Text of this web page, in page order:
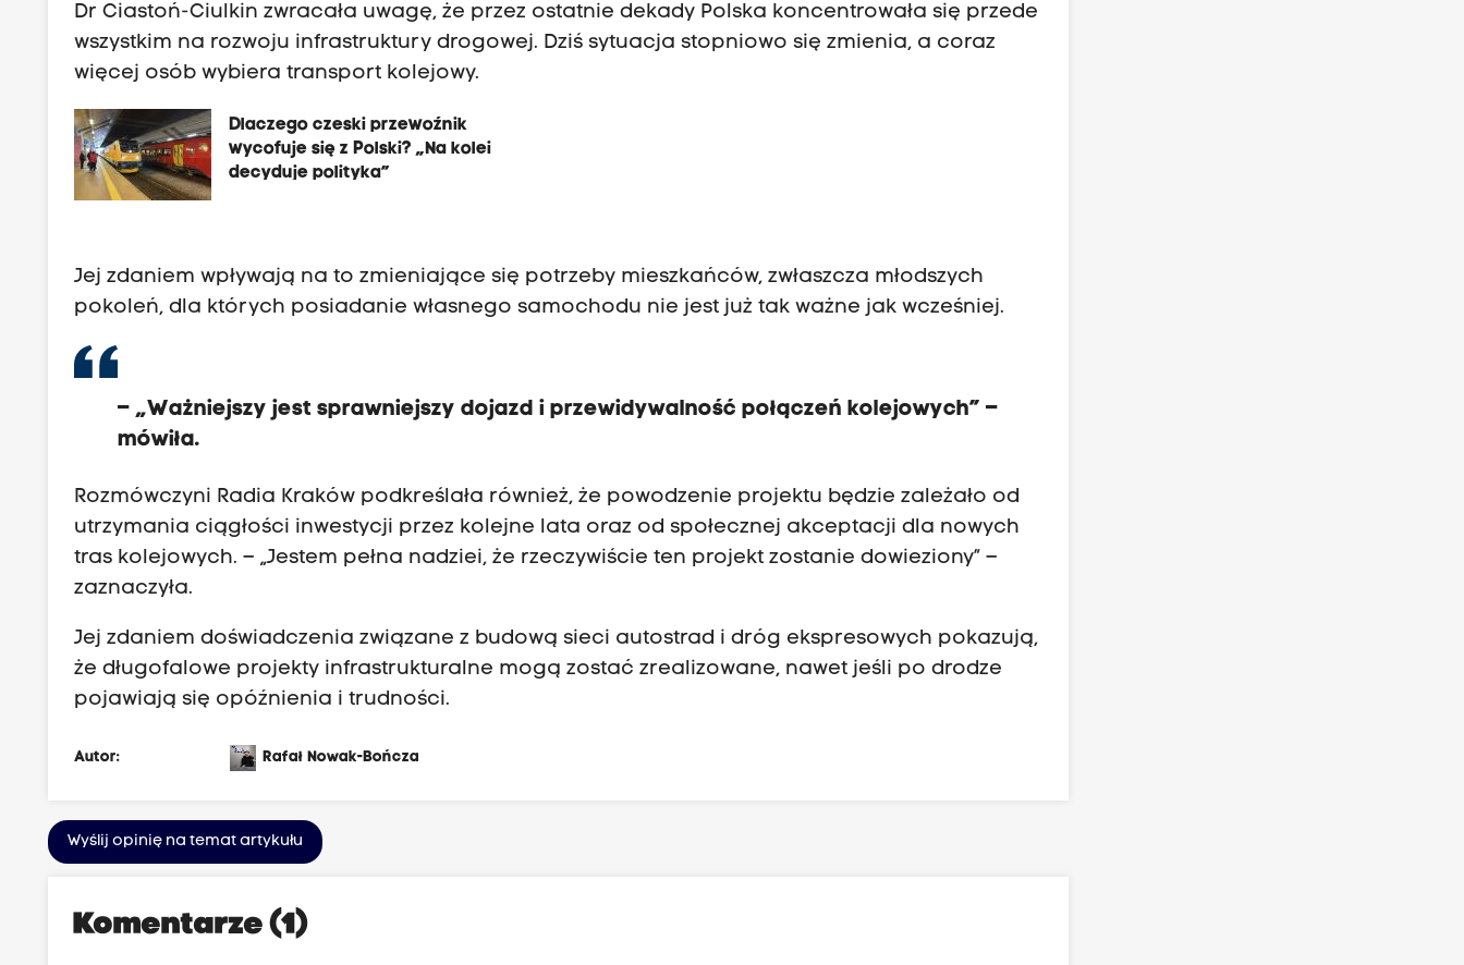
y
n
a
j
w
i
ę
s
z
m
i
P
o
s
i
.
a
k
Dr Ciastoń-Ciulkin zwracała uwagę, że przez ostatnie dekady Polska koncentrowała się przede
wszystkim na rozwoju infrastruktury drogowej. Dziś sytuacja stopniowo się zmienia, a coraz
więcej osób wybiera transport kolejowy.
Dlaczego czeski przewoźnik
wycofuje się z Polski? „Na kolei
decyduje polityka”
Jej zdaniem wpływają na to zmieniające się potrzeby mieszkańców, zwłaszcza młodszych
pokoleń, dla których posiadanie własnego samochodu nie jest już tak ważne jak wcześniej.
– „Ważniejszy jest sprawniejszy dojazd i przewidywalność połączeń kolejowych” –
mówiła.
Rozmówczyni Radia Kraków podkreślała również, że powodzenie projektu będzie zależało od
utrzymania ciągłości inwestycji przez kolejne lata oraz od społecznej akceptacji dla nowych
tras kolejowych. – „Jestem pełna nadziei, że rzeczywiście ten projekt zostanie dowieziony” –
zaznaczyła.
Jej zdaniem doświadczenia związane z budową sieci autostrad i dróg ekspresowych pokazują,
że długofalowe projekty infrastrukturalne mogą zostać zrealizowane, nawet jeśli po drodze
pojawiają się opóźnienia i trudności.
Autor: Rafał Nowak-Bończa
Wyślij opinię na temat artykułu
Komentarze (1)